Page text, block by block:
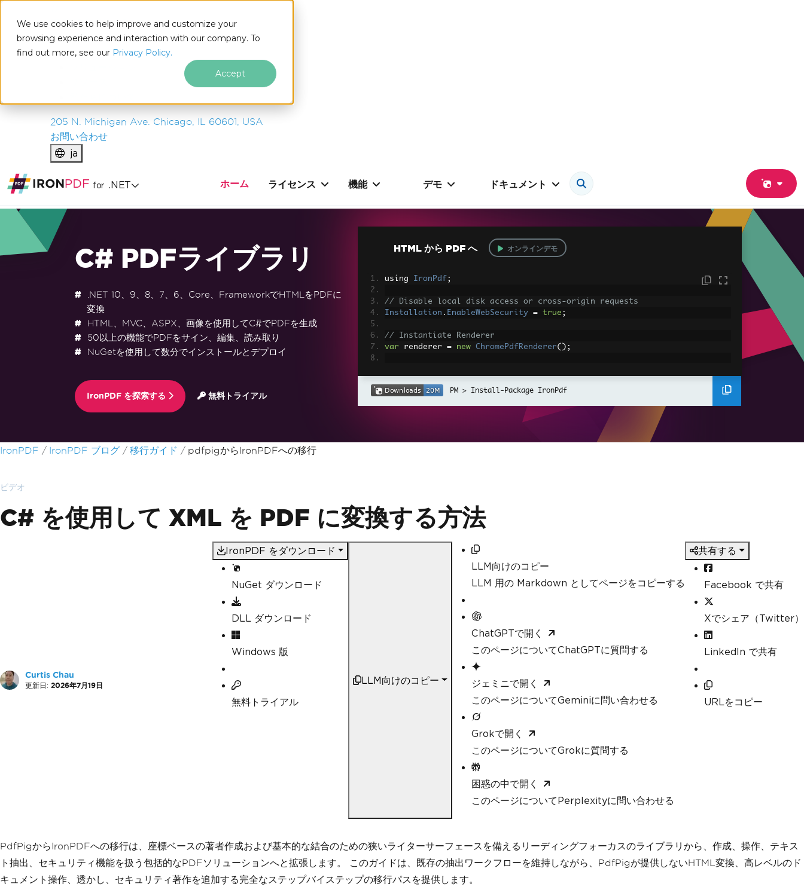
We use cookies to help improve and customize your
browsing experience and interaction with our company. To
find out more, see our Privacy Policy.
Accept
IRONSOFTWARE
製品
エンタープライズ
205 N. Michigan Ave. Chicago, IL 60601, USA
お問い合わせ
ja
for .NET ホーム ライセンス 機能 デモ ドキュメント
C# PDFライブラリ
.NET 10、9、8、7、6、Core、FrameworkでHTMLをPDFに
変換
HTML、MVC、ASPX、画像を使用してC#でPDFを生成
50以上の機能でPDFをサイン、編集、読み取り
NuGetを使用して数分でインストールとデプロイ
IronPDF を探索する 無料トライアル
HTML から PDF へ オンラインデモ
using IronPdf ;
// Disable local disk access or cross-origin requests
Installation . EnableWebSecurity = true ;
// Instantiate Renderer
var renderer = new ChromePdfRenderer();
myAdvancedPdf. SaveAs
Install-Package IronPdf
フッターコンテンツにスキップ
IronPDF IronPDF ブログ 移行ガイド pdfpigからIronPDFへの移行
ビデオ
C# を使用して XML を PDF に変換する方法
Curtis Chau
更新日: 2026年7月19日
IronPDF をダウンロード
NuGet ダウンロード
DLL ダウンロード
Windows 版
無料トライアル
LLM向けのコピー
LLM向けのコピー
LLM 用の Markdown としてページをコピーする
ChatGPTで開く
このページについてChatGPTに質問する
ジェミニで開く
このページについてGeminiに問い合わせる
Grokで開く
このページについてGrokに質問する
困惑の中で開く
このページについてPerplexityに問い合わせる
共有する
Facebook で共有
Xでシェア（Twitter）
LinkedIn で共有
URLをコピー
PdfPigからIronPDFへの移行は、座標ベースの著者作成および基本的な結合のための狭いライターサーフェースを備えるリーディングフォーカスのライブラリから、作成、操作、テキス
ト抽出、セキュリティ機能を扱う包括的なPDFソリューションへと拡張します。 このガイドは、既存の抽出ワークフローを維持しながら、PdfPigが提供しないHTML変換、高レベルのド
キュメント操作、透かし、セキュリティ著作を追加する完全なステップバイステップの移行パスを提供します。